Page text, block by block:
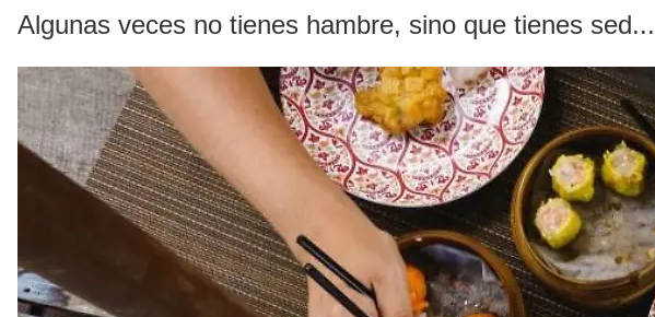
Algunas veces no tienes hambre, sino que tienes